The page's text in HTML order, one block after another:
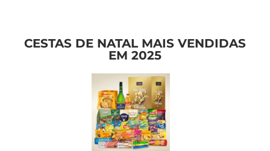
CESTAS DE NATAL MAIS VENDIDAS
EM 2025